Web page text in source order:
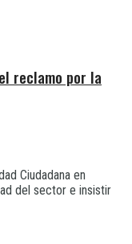
reclamo por la
Ciudadana en
del sector e insistir